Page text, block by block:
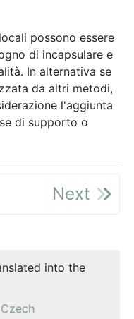
possono essere
di incapsulare e
In alternativa se
da altri metodi,
l'aggiunta
di supporto o
Next
into the
Czech